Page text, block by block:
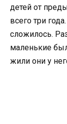
детей от
всего три
сложилось.
маленькие
жили они у